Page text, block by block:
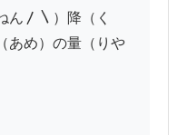
ん〳〵）降（く
あめ）の量（りや